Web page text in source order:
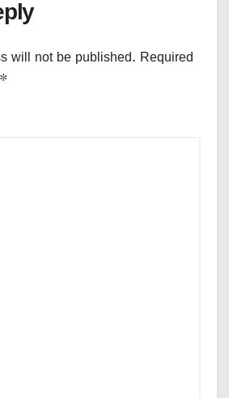
will not be published. Required
*